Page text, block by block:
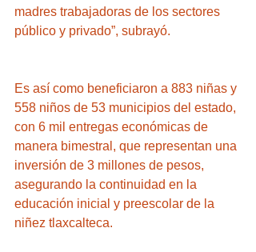
madres trabajadoras de los sectores
público y privado”, subrayó.
Es así como beneficiaron a 883 niñas y
558 niños de 53 municipios del estado,
con 6 mil entregas económicas de
manera bimestral, que representan una
inversión de 3 millones de pesos,
asegurando la continuidad en la
educación inicial y preescolar de la
niñez tlaxcalteca.